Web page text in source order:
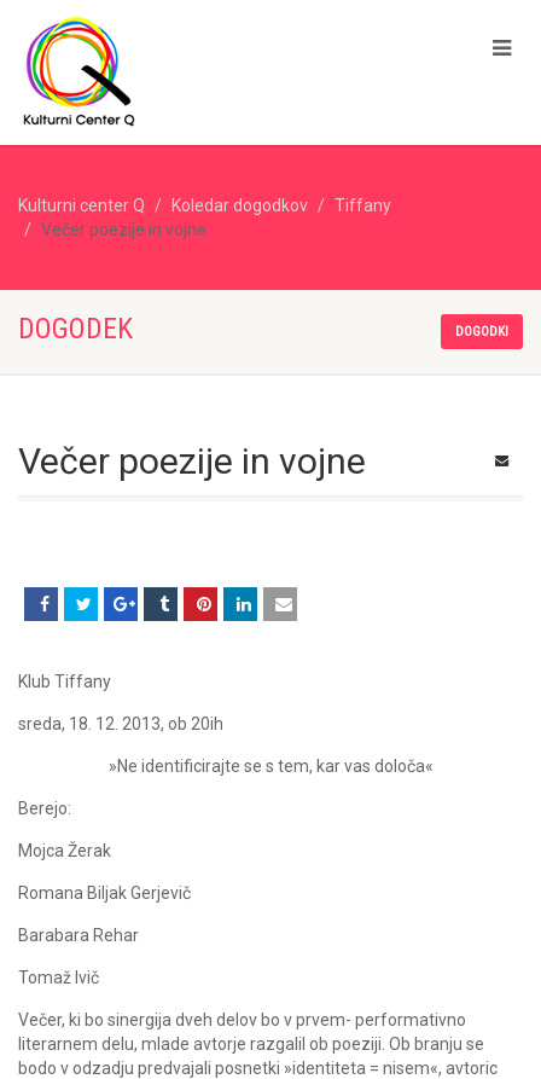
Kulturni center Q Koledar dogodkov
Tiffany
Večer poezije in vojne
DOGODEK DOGODKI
Večer poezije in vojne
Klub Tiffany
sreda, 18. 12. 2013, ob 20ih
»Ne identificirajte se s tem, kar vas določa«
Berejo:
Mojca Žerak
Romana Biljak Gerjevič
Barabara Rehar
Tomaž Ivič
Večer, ki bo sinergija dveh delov bo v prvem- performativno
literarnem delu, mlade avtorje razgalil ob poeziji. Ob branju se
bodo v odzadju predvajali posnetki »identiteta = nisem«, avtoric